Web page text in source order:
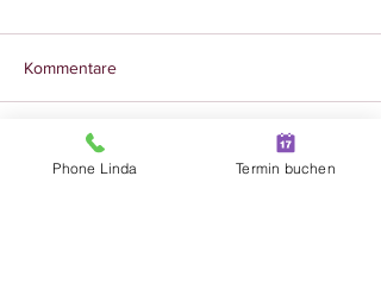
Das Gegenteil von
Kommentare
Kommentar verfassen...
Phone Linda Termin buchen